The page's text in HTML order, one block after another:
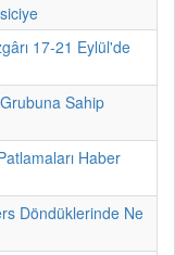
17-21 Eylül'de
Sahip
Haber
Döndüklerinde Ne